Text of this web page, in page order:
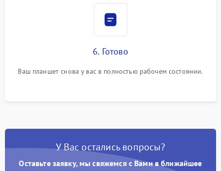
6. Готово
Ваш планшет снова у вас в полностью рабочем состоянии.
У Вас остались вопросы?
Оставьте заявку, мы свяжемся с Вами в ближайшее